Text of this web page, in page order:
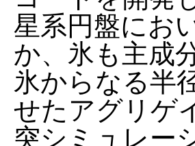
星系円盤にお
か、氷も主成
氷からなる半
せたアグリゲ
突シミュレー